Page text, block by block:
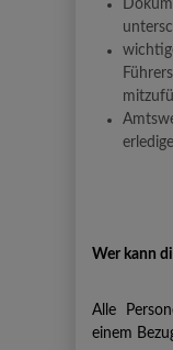
Wer kann
Alle
einem